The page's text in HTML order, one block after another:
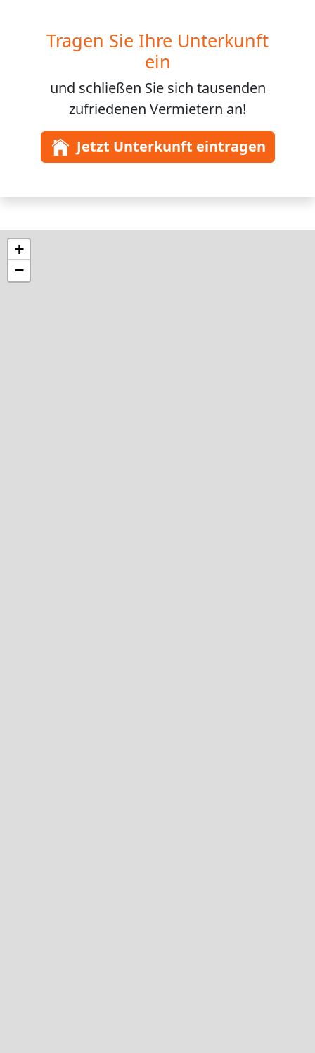
Tragen Sie Ihre Unterkunft
ein
und schließen Sie sich tausenden
zufriedenen Vermietern an!
Jetzt Unterkunft eintragen
+
−